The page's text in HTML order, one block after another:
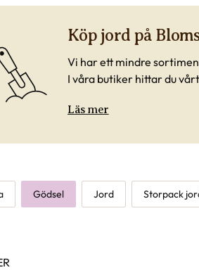
Köp jord på
Vi har ett mindre
I våra butiker hittar du
Läs mer
Gödsel Jord Storpack